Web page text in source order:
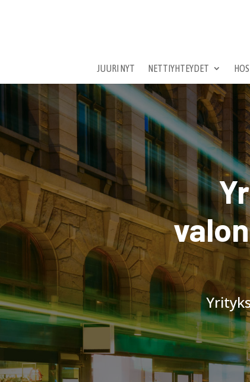
JUURI NYT NETTIYHTEYDET